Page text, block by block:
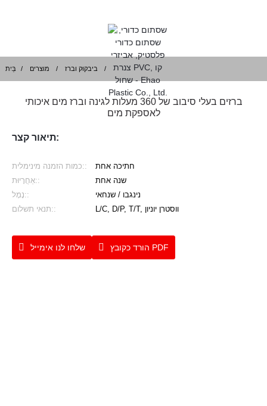
בַּיִת מוצרים ביבקוק וברז
ברזים בעלי סיבוב של 360 מעלות לגינה וברז מים איכותי
לאספקת מים
תיאור קצר:
כמות הזמנה מינימלית::
חתיכה אחת
אַחֲרָיוּת::
שנה אחת
נָמָל::
נינגבו / שנחאי
תנאי תשלום::
L/C, D/P, T/T, ווסטרן יוניון
שלחו לנו אימייל הורד כקובץ PDF